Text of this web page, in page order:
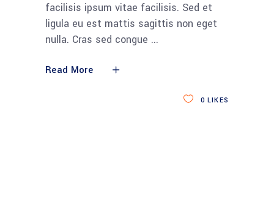
facilisis ipsum vitae facilisis. Sed et
ligula eu est mattis sagittis non eget
nulla. Cras sed congue
Read More
0 LIKES